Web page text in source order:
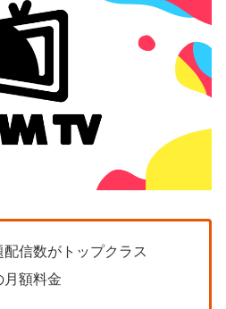
信数がトップクラス
月額料金